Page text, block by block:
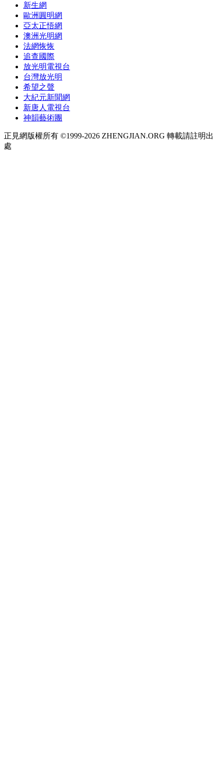
新生網
歐洲圓明網
亞太正悟網
澳洲光明網
法網恢恢
追查國際
放光明電視台
台灣放光明
希望之聲
大紀元新聞網
新唐人電視台
神韻藝術團
正見網版權所有 ©1999-2026 ZHENGJIAN.ORG 轉載請註明出
處